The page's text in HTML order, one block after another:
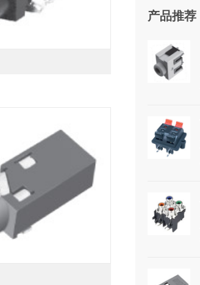
产品推荐